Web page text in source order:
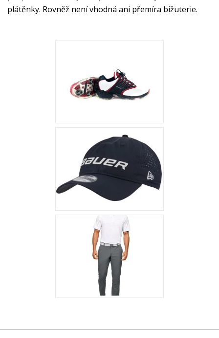
plátěnky. Rovněž není vhodná ani přemíra bižuterie.